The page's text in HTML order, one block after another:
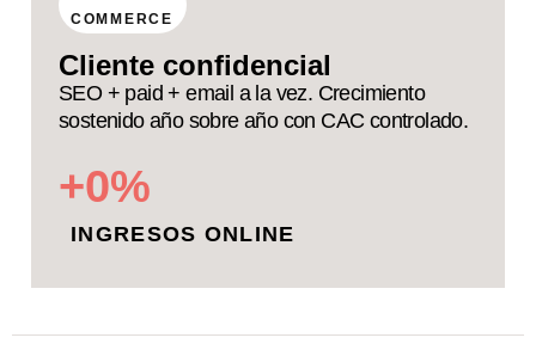
COMMERCE
Cliente confidencial
SEO + paid + email a la vez. Crecimiento
sostenido año sobre año con CAC controlado.
+0%
INGRESOS ONLINE